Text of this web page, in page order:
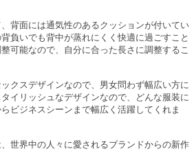
背面には通気性のあるクッションが付いてい
負いでも背中が蒸れにくく快適に過ごすこと
可能なので、自分に合った長さに調整するこ
クスデザインなので、男女問わず幅広い方に
イリッシュなデザインなので、どんな服装に
ビジネスシーンまで幅広く活躍してくれま
世界中の人々に愛されるブランドからの新作